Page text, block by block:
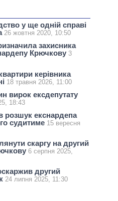
у ще одній справі
26 жовтня 2020, 10:50
захисника
Крючкову 3
керівника
18 травня 2026, 11:00
вирок ексдепутату
18:43
розшук екснардепа
судитиме 15 вересня
скаргу на другий
6 серпня 2025,
другий
24 липня 2025, 11:30